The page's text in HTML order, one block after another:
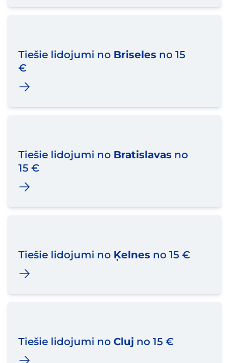
Tiešie lidojumi no Briseles no 15
€
Tiešie lidojumi no Bratislavas no
15 €
Tiešie lidojumi no Ķelnes no 15 €
Tiešie lidojumi no Cluj no 15 €